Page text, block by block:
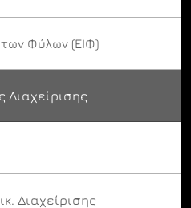
Φύλων (ΕΙΦ)
Διαχείρισης
Διαχείρισης